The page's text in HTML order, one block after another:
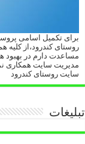
برای تکمیل اسامی
روستای کندرود،از کلیه
مساعدت دارم در بهبود
مدیریت سایت همکاری
سایت روستای کندرود
تبلیغات